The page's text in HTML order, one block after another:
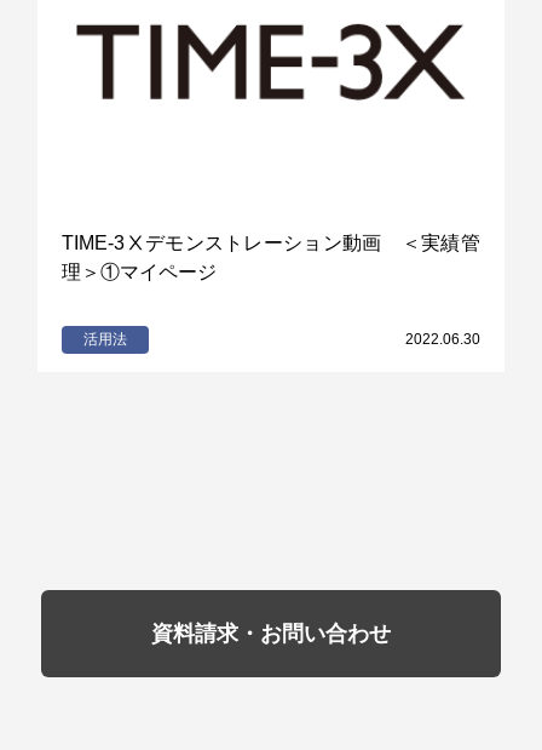
TIME-3Ⅹデモンストレーション動画 ＜実績管
理＞①マイページ
活用法 2022.06.30
資料請求・お問い合わせ